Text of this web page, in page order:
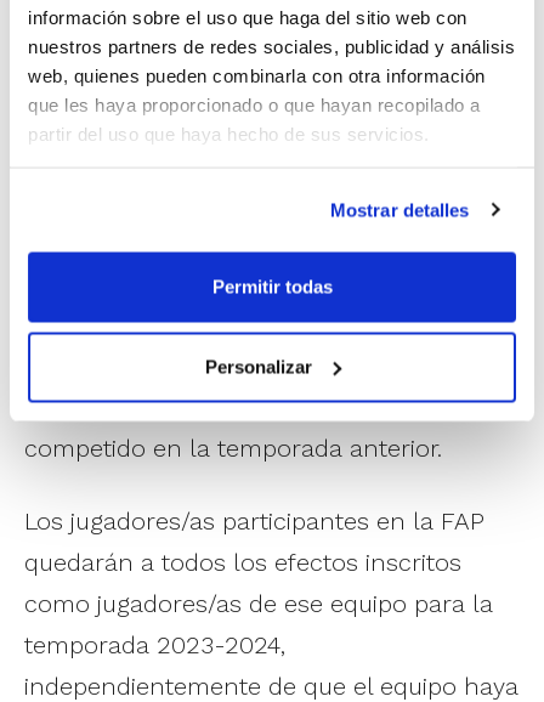
información sobre el uso que haga del sitio web con
nuestros partners de redes sociales, publicidad y análisis
web, quienes pueden combinarla con otra información
que les haya proporcionado o que hayan recopilado a
partir del uso que haya hecho de sus servicios.
Mostrar detalles
Permitir todas
Personalizar
FAP para Alevín Femenino Nivel 1
FAP para Alevín Femenino Nivel 2
FAP para Benjamín Mixto Nivel 1
FAP para Benjamín Mixto Nivel 2
FAP para Benjamín Femenino Nivel 1
Cualquier entidad podrá inscribir equipos
y optar a una plaza de ascenso
independientemente de donde haya
competido en la temporada anterior.
Los jugadores/as participantes en la FAP
quedarán a todos los efectos inscritos
como jugadores/as de ese equipo para la
temporada 2023-2024,
independientemente de que el equipo haya